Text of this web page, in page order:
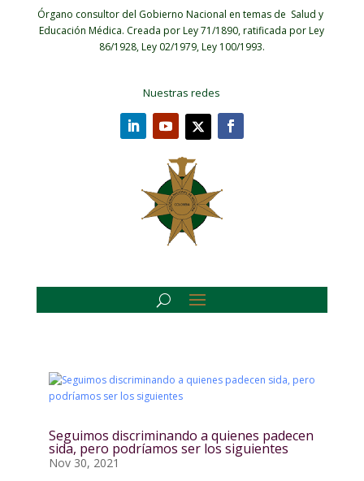
Órgano consultor del Gobierno Nacional en temas de Salud y
Educación Médica. Creada por Ley 71/1890, ratificada por Ley
86/1928, Ley 02/1979, Ley 100/1993.
Nuestras redes
Seguimos discriminando a quienes padecen
sida, pero podríamos ser los siguientes
Nov 30, 2021